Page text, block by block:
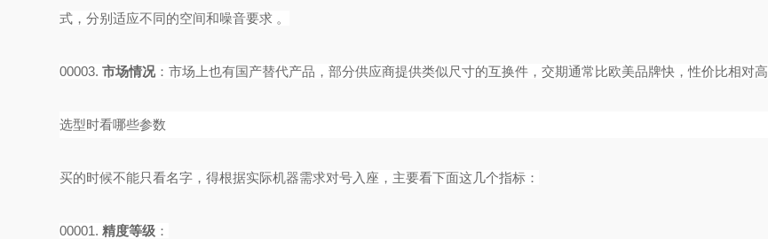
式，分别适应不同的空间和噪音要求 。
00003.市场情况 ‌：市场上也有国产替代产品，部分供应商提供类似尺寸的互换件，交期通常比欧美品牌快，性价比相对高
选型时看哪些参数
买的时候不能只看名字，得根据实际机器需求对号入座，主要看下面这几个指标：
00001.精度等级 ‌：